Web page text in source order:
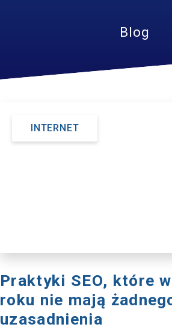
Blog
INTERNET
Praktyki SEO, które
roku nie mają
uzasadnienia